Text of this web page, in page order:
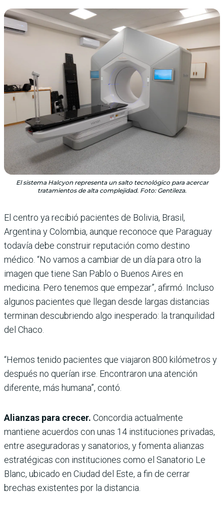
El sistema Halcyon representa un salto tecnológico para acercar
tratamientos de alta complejidad. Foto: Gentileza.
El centro ya recibió pacientes de Bolivia, Brasil,
Argentina y Colombia, aunque reconoce que Paraguay
todavía debe construir reputación como destino
médico. “No vamos a cambiar de un día para otro la
imagen que tiene San Pablo o Buenos Aires en
medicina. Pero tenemos que empezar”, afirmó. Incluso
algunos pacientes que llegan desde largas distancias
terminan descubriendo algo inesperado: la tranquilidad
del Chaco.
“Hemos tenido pacientes que viajaron 800 kilómetros y
después no querían irse. Encontraron una atención
diferente, más humana”, contó.
Alianzas para crecer. Concordia actualmente
mantiene acuerdos con unas 14 instituciones privadas,
entre aseguradoras y sanatorios, y fomenta alianzas
estratégicas con instituciones como el Sanatorio Le
Blanc, ubicado en Ciudad del Este, a fin de cerrar
brechas existentes por la distancia.